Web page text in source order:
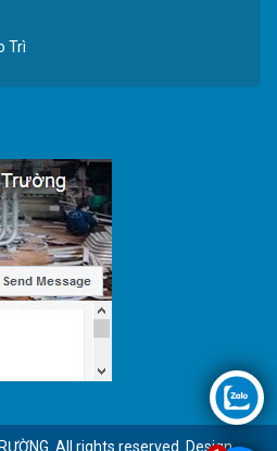
Trì
All rights reserved. Design